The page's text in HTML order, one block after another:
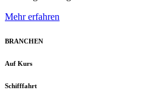
Mehr erfahren
BRANCHEN
Auf Kurs
Schifffahrt